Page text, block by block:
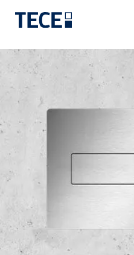
Skip to main content